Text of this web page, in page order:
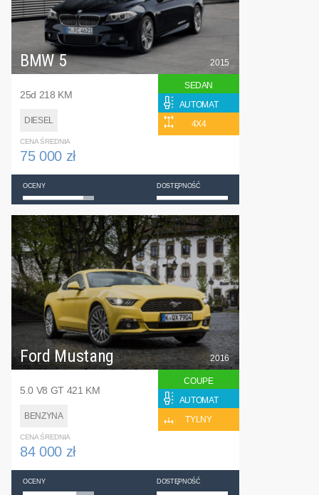
BMW 5
25d 218 KM
DIESEL
2015
SEDAN
AUTOMAT
4X4
CENA ŚREDNIA
75 000 zł
OCENY DOSTĘPNOŚĆ
Ford Mustang
5.0 V8 GT 421 KM
BENZYNA
2016
COUPE
AUTOMAT
TYLNY
CENA ŚREDNIA
84 000 zł
OCENY DOSTĘPNOŚĆ